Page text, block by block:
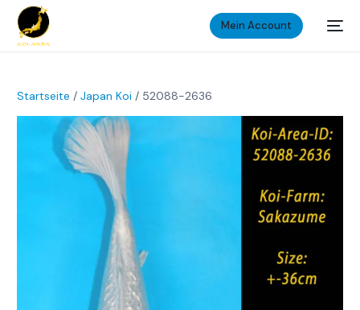
Mein Account
Startseite /Japan Koi / 52088-2636